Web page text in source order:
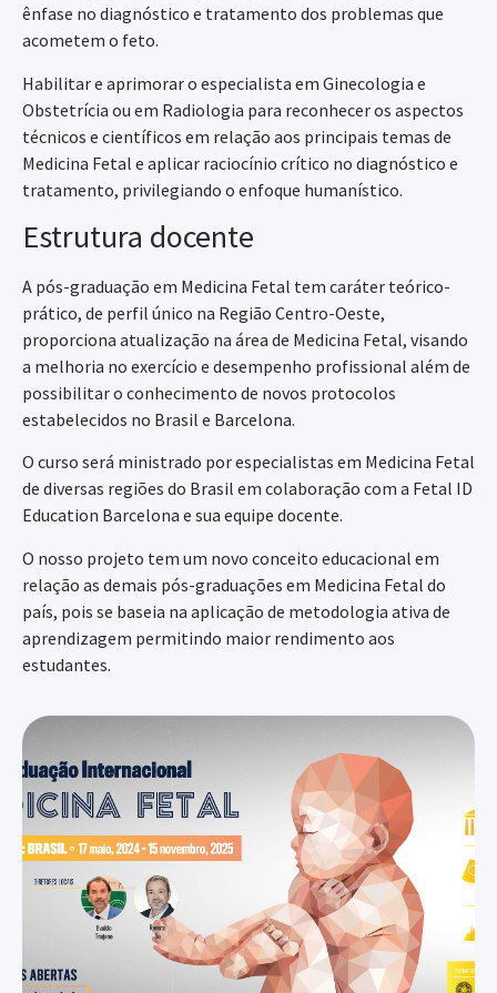
ênfase no diagnóstico e tratamento dos problemas que
acometem o feto.
Habilitar e aprimorar o especialista em Ginecologia e
Obstetrícia ou em Radiologia para reconhecer os aspectos
técnicos e científicos em relação aos principais temas de
Medicina Fetal e aplicar raciocínio crítico no diagnóstico e
tratamento, privilegiando o enfoque humanístico.
Estrutura docente
A pós-graduação em Medicina Fetal tem caráter teórico-
prático, de perfil único na Região Centro-Oeste,
proporciona atualização na área de Medicina Fetal, visando
a melhoria no exercício e desempenho profissional além de
possibilitar o conhecimento de novos protocolos
estabelecidos no Brasil e Barcelona.
O curso será ministrado por especialistas em Medicina Fetal
de diversas regiões do Brasil em colaboração com a Fetal ID
Education Barcelona e sua equipe docente.
O nosso projeto tem um novo conceito educacional em
relação as demais pós-graduações em Medicina Fetal do
país, pois se baseia na aplicação de metodologia ativa de
aprendizagem permitindo maior rendimento aos
estudantes.